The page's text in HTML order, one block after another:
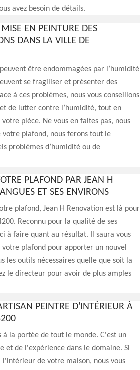
avez besoin de détails.
EN PEINTURE DES
DANS LA VILLE DE
être endommagées par l’humidité
se fragiliser et présenter des
à ces problèmes, nous vous conseillons
de lutter contre l’humidité, tout en
pièce. Ne vous en faites pas, nous
votre plafond, nous ferons tout le
problèmes d’humidité ou de
PLAFOND PAR JEAN H
ET SES ENVIRONS
plafond, Jean H Renovation est là pour
Reconnu pour la qualité de ses
à faire quant au résultat. Il saura vous
plafond pour apporter un nouvel
les outils nécessaires quelle que soit la
le directeur pour avoir de plus amples
PEINTRE D'INTÉRIEUR À
à la portée de tout le monde. C'est un
et de l'expérience dans le domaine. Si
l'intérieur de votre maison, nous vous